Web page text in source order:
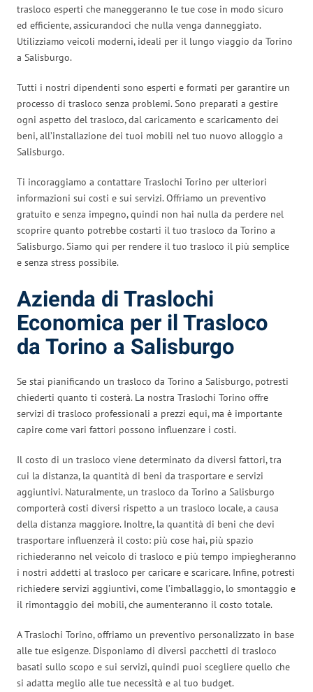
trasloco esperti che maneggeranno le tue cose in modo sicuro
ed efficiente, assicurandoci che nulla venga danneggiato.
Utilizziamo veicoli moderni, ideali per il lungo viaggio da Torino
a Salisburgo.
Tutti i nostri dipendenti sono esperti e formati per garantire un
processo di trasloco senza problemi. Sono preparati a gestire
ogni aspetto del trasloco, dal caricamento e scaricamento dei
beni, all’installazione dei tuoi mobili nel tuo nuovo alloggio a
Salisburgo.
Ti incoraggiamo a contattare Traslochi Torino per ulteriori
informazioni sui costi e sui servizi. Offriamo un preventivo
gratuito e senza impegno, quindi non hai nulla da perdere nel
scoprire quanto potrebbe costarti il tuo trasloco da Torino a
Salisburgo. Siamo qui per rendere il tuo trasloco il più semplice
e senza stress possibile.
Azienda di Traslochi
Economica per il Trasloco
da Torino a Salisburgo
Se stai pianificando un trasloco da Torino a Salisburgo, potresti
chiederti quanto ti costerà. La nostra Traslochi Torino offre
servizi di trasloco professionali a prezzi equi, ma è importante
capire come vari fattori possono influenzare i costi.
Il costo di un trasloco viene determinato da diversi fattori, tra
cui la distanza, la quantità di beni da trasportare e servizi
aggiuntivi. Naturalmente, un trasloco da Torino a Salisburgo
comporterà costi diversi rispetto a un trasloco locale, a causa
della distanza maggiore. Inoltre, la quantità di beni che devi
trasportare influenzerà il costo: più cose hai, più spazio
richiederanno nel veicolo di trasloco e più tempo impiegheranno
i nostri addetti al trasloco per caricare e scaricare. Infine, potresti
richiedere servizi aggiuntivi, come l’imballaggio, lo smontaggio e
il rimontaggio dei mobili, che aumenteranno il costo totale.
A Traslochi Torino, offriamo un preventivo personalizzato in base
alle tue esigenze. Disponiamo di diversi pacchetti di trasloco
basati sullo scopo e sui servizi, quindi puoi scegliere quello che
si adatta meglio alle tue necessità e al tuo budget.